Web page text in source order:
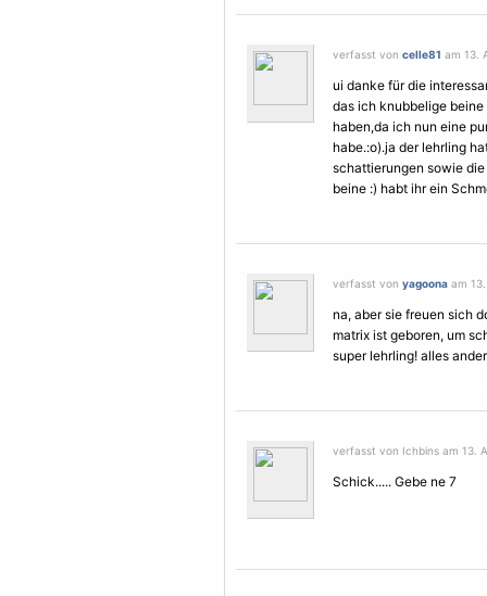
verfasst von celle81 am 13.
ui danke für die
das ich knubbelige
haben,da ich nun eine
habe.:o).ja der lehrling
schattierungen sowie
beine :) habt ihr ein
verfasst von yagoona am
na, aber sie freuen sich
matrix ist geboren, um
super lehrling! alles
verfasst von Ichbins am 13.
Schick..... Gebe ne 7